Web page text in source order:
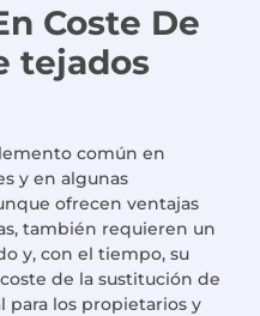
Coste De
tejados
común en
y en algunas
ofrecen ventajas
también requieren un
y, con el tiempo, su
de la sustitución de
para los propietarios y